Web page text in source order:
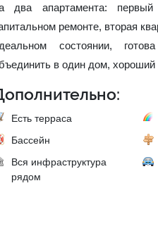
два апартамента:
ремонте, вторая
состоянии,
в один дом, хороший
Есть терраса
Бассейн
Вся инфраструктура
рядом